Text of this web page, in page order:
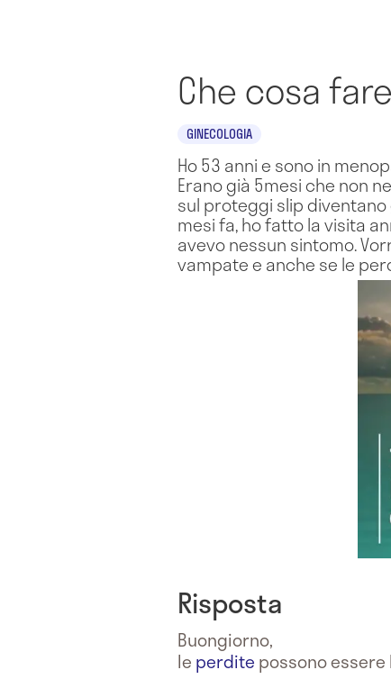
Che cosa
GINECOLOGIA
Ho 53 anni e sono in
Erano già 5mesi che non
sul proteggi slip diventano
mesi fa, ho fatto la visita
avevo nessun sintomo.
vampate e anche se le
Risposta
Buongiorno,
le perdite possono